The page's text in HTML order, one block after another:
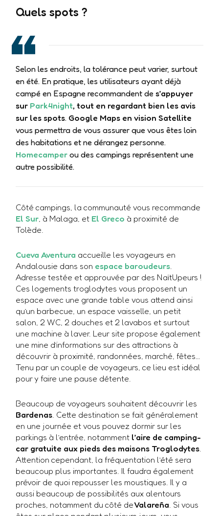
Quels spots ?
Selon les endroits, la tolérance peut varier, surtout
en été. En pratique, les utilisateurs ayant déjà
campé en Espagne recommandent de s’appuyer
sur Park4night, tout en regardant bien les avis
sur les spots. Google Maps en vision Satellite
vous permettra de vous assurer que vous êtes loin
des habitations et ne dérangez personne.
Homecamperou des campings représentent une
autre possibilité.
Côté campings, la communauté vous recommande
El Sur , à Malaga, et El Greco à proximité de
Tolède.
Cueva Aventura accueille les voyageurs en
Andalousie dans son espace baroudeurs
Adresse testée et approuvée par des NaïtUpeurs !
Ces logements troglodytes vous proposent un
espace avec une grande table vous attend ainsi
qu’un barbecue, un espace vaisselle, un petit
salon, 2 WC, 2 douches et 2 lavabos et surtout
une machine à laver. Leur site propose également
une mine d’informations sur des attractions à
découvrir à proximité, randonnées, marché, fêtes…
Tenu par un couple de voyageurs, ce lieu est idéal
pour y faire une pause détente.
Beaucoup de voyageurs souhaitent découvrir les
Bardenas . Cette destination se fait généralement
en une journée et vous pouvez dormir sur les
parkings à l’entrée, notamment l’aire de camping-
car gratuite aux pieds des maisons Troglodytes
Attention cependant, la fréquentation l’été sera
beaucoup plus importantes. Il faudra également
prévoir de quoi repousser les moustiques. Il y a
aussi beaucoup de possibilités aux alentours
proches, notamment du côté deValareña . Si vous